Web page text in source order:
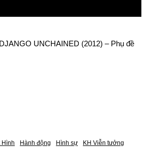
UNCHAINED (2012) – Phụ đề
Hình Hành động Hình sự KH Viễn tưởng